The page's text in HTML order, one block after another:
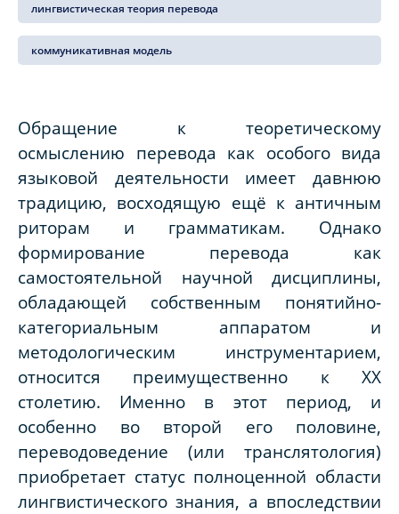
лингвистическая теория перевода
коммуникативная модель
Обращение к теоретическому
осмыслению перевода как особого вида
языковой деятельности имеет давнюю
традицию, восходящую ещё к античным
риторам и грамматикам. Однако
формирование перевода как
самостоятельной научной дисциплины,
обладающей собственным понятийно-
категориальным аппаратом и
методологическим инструментарием,
относится преимущественно к XX
столетию. Именно в этот период, и
особенно во второй его половине,
переводоведение (или транслятология)
приобретает статус полноценной области
лингвистического знания, а впоследствии